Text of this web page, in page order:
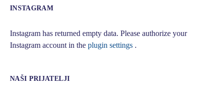
INSTAGRAM
Instagram has returned empty data. Please authorize your
Instagram account in the plugin settings .
NAŠI PRIJATELJI